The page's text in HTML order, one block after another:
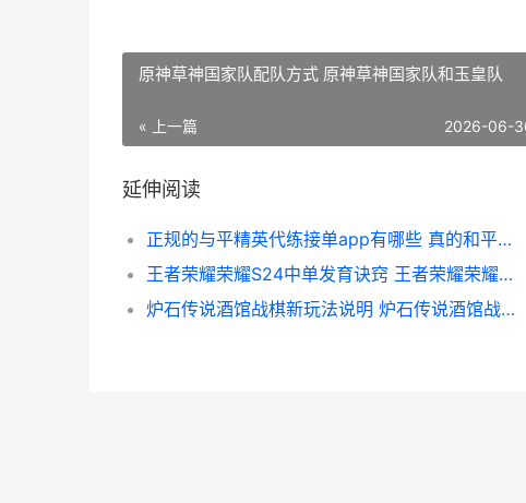
原神草神国家队配队方式 原神草神国家队和玉皇队
« 上一篇 2026-06-
延伸阅读
正规的与平精英代练接单app有哪些 真的和平精英
王者荣耀荣耀S24中单发育诀窍 王者荣耀荣耀王者
炉石传说酒馆战棋新玩法说明 炉石传说酒馆战棋阵容推荐